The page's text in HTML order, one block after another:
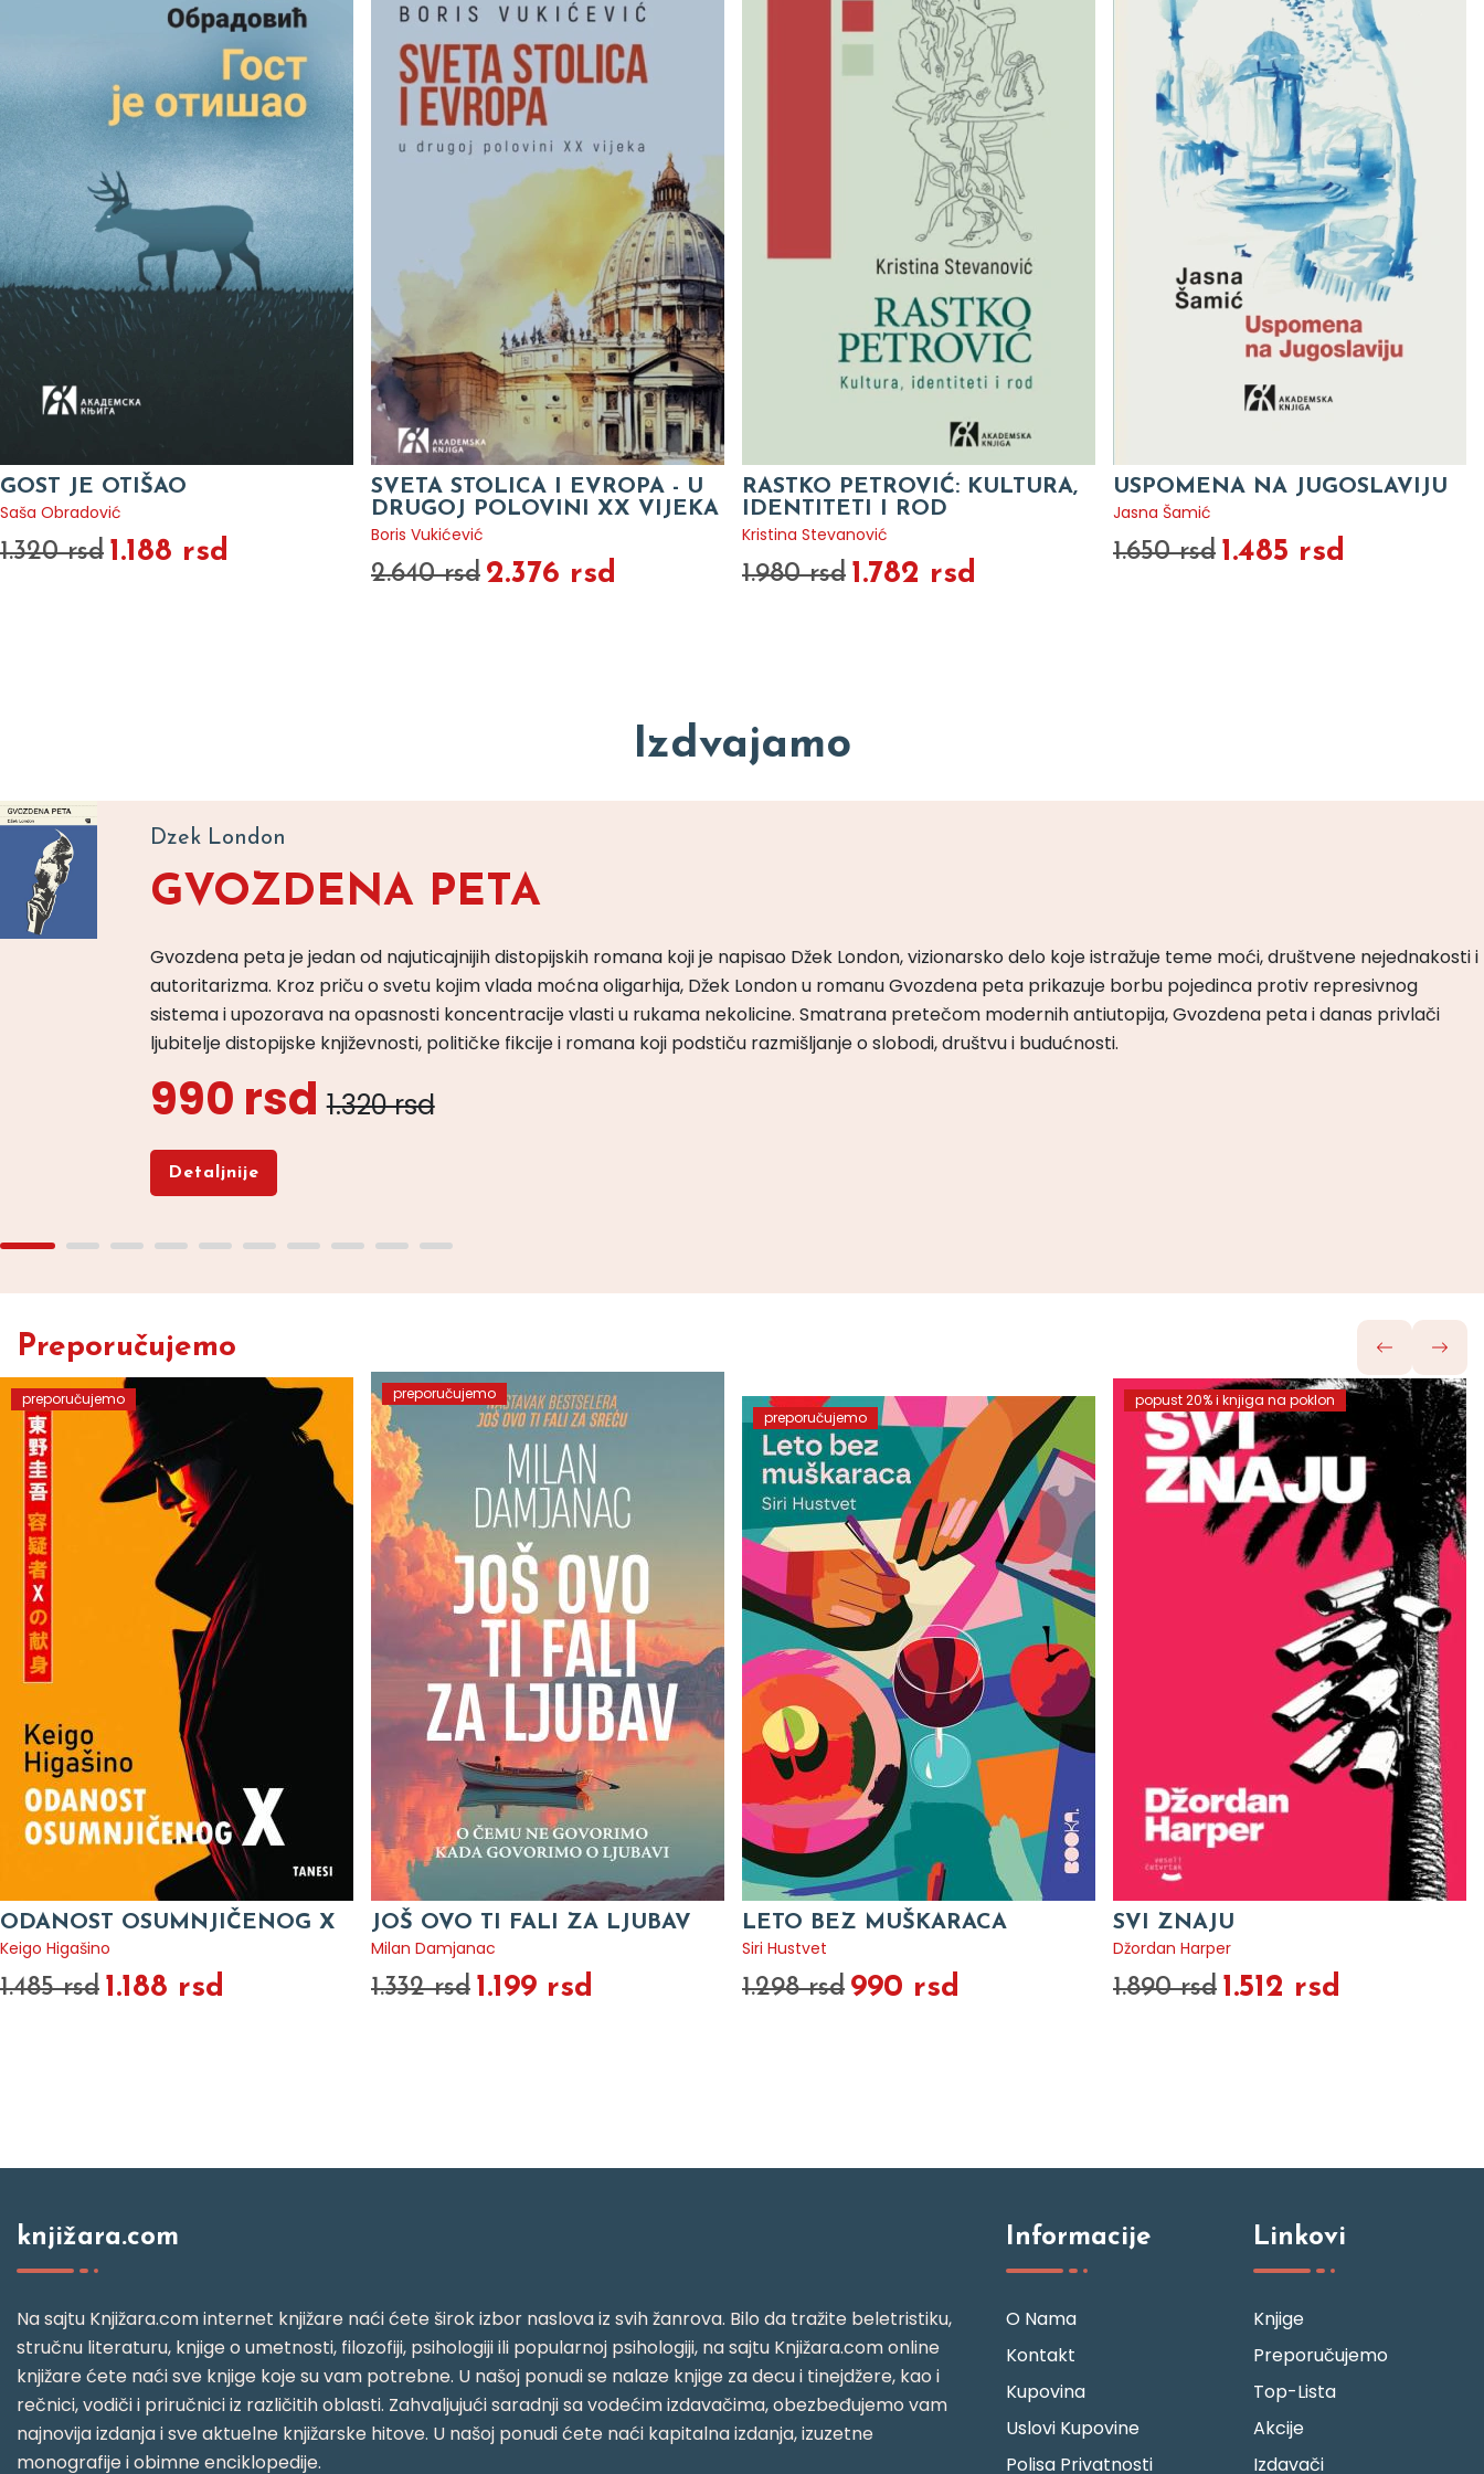
GOST JE OTIŠAO
Saša Obradović
1.320 rsd 1.188 rsd
SVETA STOLICA I EVROPA - U
DRUGOJ POLOVINI XX VIJEKA
Boris Vukićević
2.640 rsd 2.376 rsd
RASTKO PETROVIĆ: KULTURA,
IDENTITETI I ROD
Kristina Stevanović
1.980 rsd 1.782 rsd
USPOMENA NA JUGOSLAVIJU
Jasna Šamić
1.650 rsd 1.485 rsd
Izdvajamo
Dzek London
GVOZDENA PETA
Gvozdena peta je jedan od najuticajnijih distopijskih romana koji je napisao Džek London, vizionarsko delo koje istražuje teme moći, društvene nejednakosti i
autoritarizma. Kroz priču o svetu kojim vlada moćna oligarhija, Džek London u romanu Gvozdena peta prikazuje borbu pojedinca protiv represivnog
sistema i upozorava na opasnosti koncentracije vlasti u rukama nekolicine. Smatrana pretečom modernih antiutopija, Gvozdena peta i danas privlači
ljubitelje distopijske književnosti, političke fikcije i romana koji podstiču razmišljanje o slobodi, društvu i budućnosti.
990 rsd 1.320 rsd
Detaljnije
Preporučujemo
preporučujemo
ODANOST OSUMNJIČENOG X
Keigo Higašino
1.485 rsd 1.188 rsd
preporučujemo
JOŠ OVO TI FALI ZA LJUBAV
Milan Damjanac
1.332 rsd 1.199 rsd
preporučujemo
LETO BEZ MUŠKARACA
Siri Hustvet
1.298 rsd 990 rsd
popust 20% i knjiga na poklon
SVI ZNAJU
Džordan Harper
1.890 rsd 1.512 rsd
knjižara.com
Na sajtu Knjižara.com internet knjižare naći ćete širok izbor naslova iz svih žanrova. Bilo da tražite beletristiku,
stručnu literaturu, knjige o umetnosti, filozofiji, psihologiji ili popularnoj psihologiji, na sajtu Knjižara.com online
knjižare ćete naći sve knjige koje su vam potrebne. U našoj ponudi se nalaze knjige za decu i tinejdžere, kao i
rečnici, vodiči i priručnici iz različitih oblasti. Zahvaljujući saradnji sa vodećim izdavačima, obezbeđujemo vam
najnovija izdanja i sve aktuelne knjižarske hitove. U našoj ponudi ćete naći kapitalna izdanja, izuzetne
monografije i obimne enciklopedije.
Informacije
O Nama
Kontakt
Kupovina
Uslovi Kupovine
Polisa Privatnosti
Linkovi
Knjige
Preporučujemo
Top-Lista
Akcije
Izdavači